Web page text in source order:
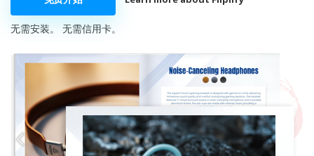
无需安装。 无需信用卡。